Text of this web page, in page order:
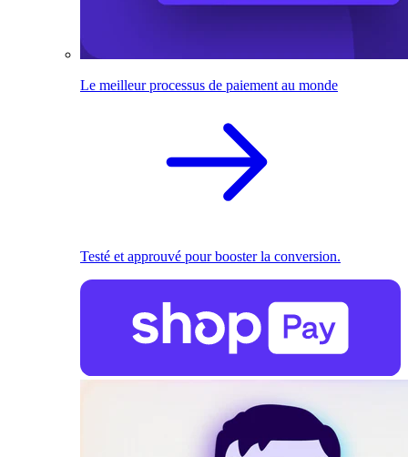
Le meilleur processus de paiement au monde
Testé et approuvé pour booster la conversion.